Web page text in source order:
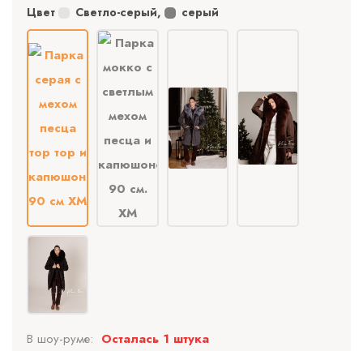
Цвет Светло-серый, серый
В шоу-руме: Осталась 1 штука